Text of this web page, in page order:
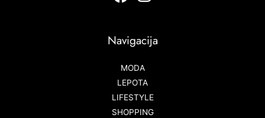
Navigacija
MODA
LEPOTA
LIFESTYLE
SHOPPING